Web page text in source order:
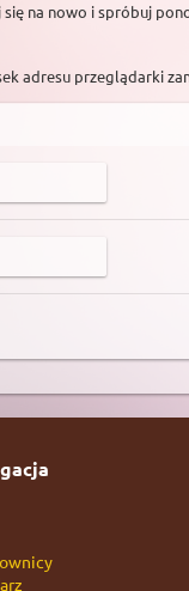
na nowo i spróbuj
adresu przeglądarki